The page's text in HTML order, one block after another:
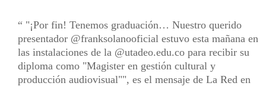
"¡Por fin! Tenemos graduación… Nuestro querido
presentador @franksolanooficial estuvo esta mañana en
las instalaciones de la @utadeo.edu.co para recibir su
diploma como "Magister en gestión cultural y
producción audiovisual"", es el mensaje de La Red en